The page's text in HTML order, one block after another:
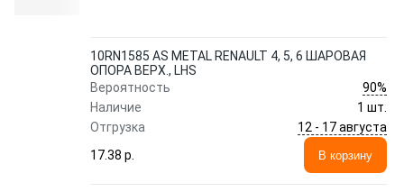
10RN1585 AS METAL RENAULT 4, 5, 6 ШАРОВАЯ
ОПОРА ВЕРХ., LHS
Вероятность
90%
Наличие
1 шт.
Отгрузка
12 - 17 августа
17.38 p.
В корзину